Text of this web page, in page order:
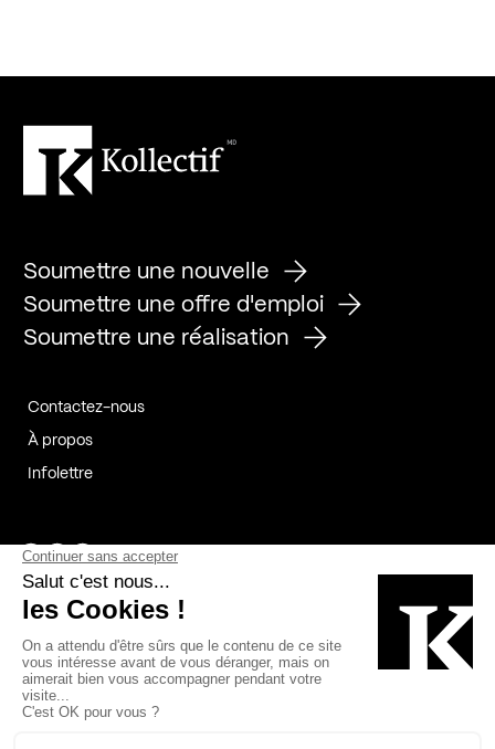
Soumettre une nouvelle
Soumettre une offre d'emploi
Soumettre une réalisation
Contactez-nous
À propos
Infolettre
Page Facebook de Kollectif
Page Instagram de Kollectif
Page Linkedin de Kollectif
Bâtiment-Durable-Québec-1
Esquisses-1